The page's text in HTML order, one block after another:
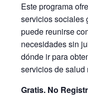
Este programa
servicios sociales
puede reunirse
necesidades sin
dónde ir para
servicios de salud
Gratis. No